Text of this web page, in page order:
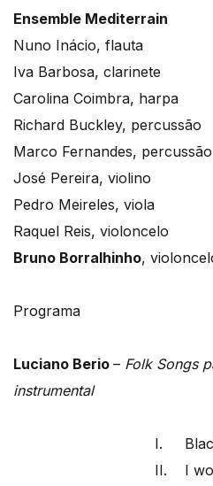
Ensemble Mediterrain
Nuno Inácio, flauta
Iva Barbosa, clarinete
Carolina Coimbra, harpa
Richard Buckley, percussão
Marco Fernandes, percussão
José Pereira, violino
Pedro Meireles, viola
Raquel Reis, violoncelo
Bruno Borralhinho,
Programa
Luciano Berio – Folk Songs
instrumental
I.
II. I